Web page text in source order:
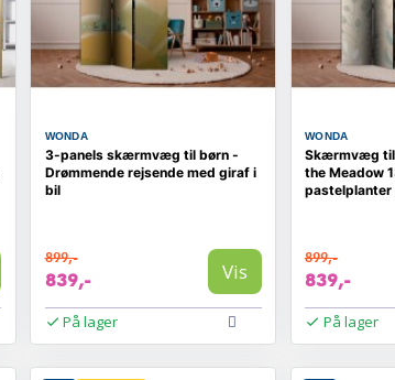
WONDA
3-panels skærmvæg til børn -
Drømmende rejsende med giraf i
bil
899,-
839,- Vis
På lager
WONDA
Skærmvæg til
the Meadow
pastelplanter
899,-
839,-
På lager